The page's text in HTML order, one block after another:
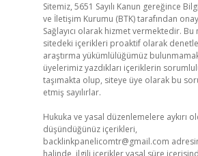
Sitemiz, 5651 Sayılı Kanun gereğince
ve İletişim Kurumu (BTK) tarafından
Sağlayıcı olarak hizmet vermektedir. Bu
sitedeki içerikleri proaktif olarak
araştırma yükümlülüğümüz
üyelerimiz yazdıkları içeriklerin
taşımakta olup, siteye üye olarak bu
etmiş sayılırlar.
Hukuka ve yasal düzenlemelere aykırı
düşündüğünüz içerikleri,
backlinkpanelicomtr@gmail.com
halinde, ilgili içerikler yasal süre